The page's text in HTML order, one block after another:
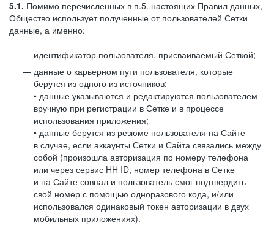
5.1. Помимо перечисленных в п.5. настоящих Правил данных,
Общество использует полученные от пользователей Сетки
данные, а именно:
идентификатор пользователя, присваиваемый Сеткой;
данные о карьерном пути пользователя, которые
берутся из одного из источников:
• данные указываются и редактируются пользователем
вручную при регистрации в Сетке и в процессе
использования приложения;
• данные берутся из резюме пользователя на Сайте
в случае, если аккаунты Сетки и Сайта связались между
собой (произошла авторизация по номеру телефона
или через сервис HH ID, номер телефона в Сетке
и на Сайте совпал и пользователь смог подтвердить
свой номер с помощью одноразового кода, и/или
использовался одинаковый токен авторизации в двух
мобильных приложениях).